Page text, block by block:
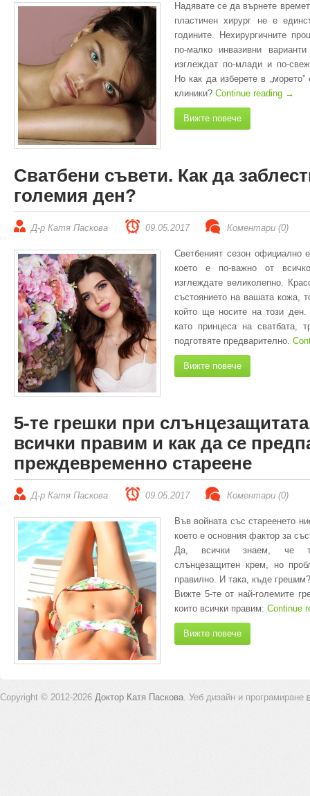
Надявате се да върнете
пластичен хирург не е
годините. Нехирургичните
по-малко инвазивни
изглеждат по-млади и по-
Но как да изберете в
клиники? Continue reading →
Вижте повече
Сватбени съвети. Как да
големия ден?
Д-р Катя Паскова 09.05.2017 Коментари (0)
Светбеният сезон официално
което е по-важно от
изглеждате великолепно.
състоянието на вашата кожа,
който ще носите на този
като принцеса на сватбата,
подготвяте предварително.
Вижте повече
5-те грешки при
всички правим и как да се
преждевременно стареене
Д-р Катя Паскова 09.05.2017 Коментари (0)
Във войната със стареенето
което е основния фактор за
Да, всички знаем, че
слънцезащитен крем, но
правилно. И така, къде грешим?
Вижте 5-те от най-големите
които всички правим: Continue
Вижте повече
Copyright © 2012-2026 Доктор Катя Паскова. Уеб дизайн и програмиране